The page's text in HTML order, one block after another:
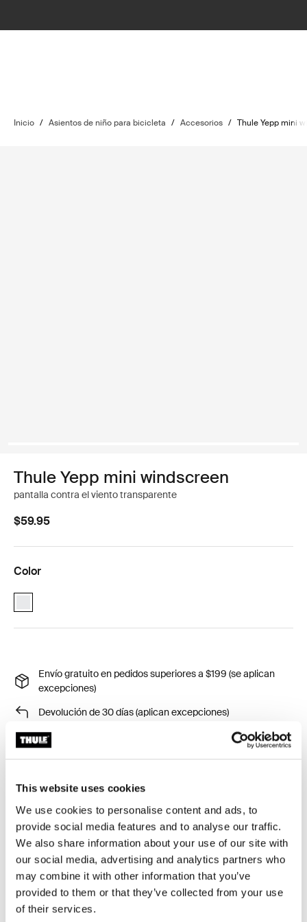
This website uses cookies
We use cookies to personalise content and ads, to
provide social media features and to analyse our traffic.
We also share information about your use of our site with
our social media, advertising and analytics partners who
may combine it with other information that you’ve
provided to them or that they’ve collected from your use
of their services.
Inicio / Asientos de niño para bicicleta / Accesorios / Thule Yepp mini
Thule Yepp mini windscreen
pantalla contra el viento transparente
$59.95
Color
Thule Yepp mini windscreen Blanco (selected)
Envío gratuito en pedidos superiores a $199 (se aplican
excepciones)
Devolución de 30 días (aplican excepciones)
Garantía Thule
Product Locator by Locally
Fabricado con un material claro, sólido y
completamente transparente, el parabrisas Thule Yepp
Mini protege al niño contra el viento y los insectos.